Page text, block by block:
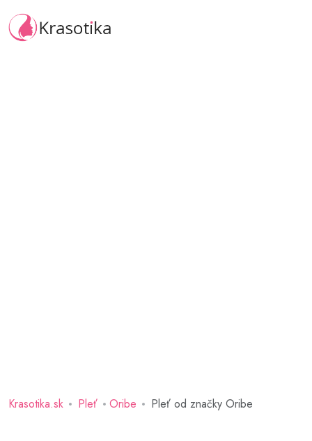
Krasotika.sk Pleť Oribe Pleť od značky Oribe